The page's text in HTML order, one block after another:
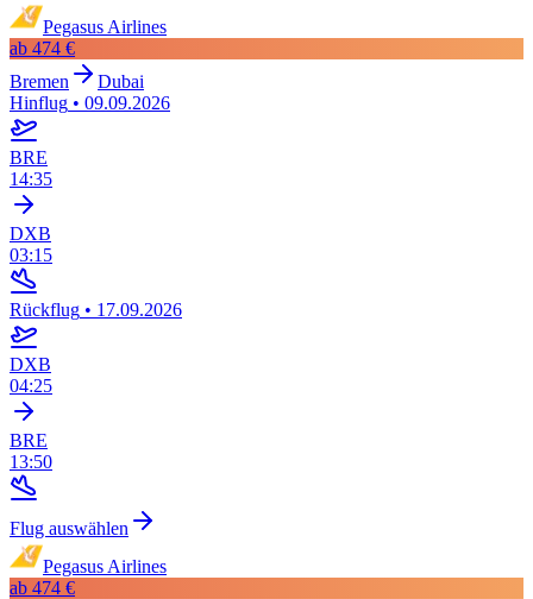
Pegasus Airlines
ab 474 €
Bremen
Dubai
Hinflug • 09.09.2026
BRE
14:35
DXB
03:15
Rückflug • 17.09.2026
DXB
04:25
BRE
13:50
Flug auswählen
Pegasus Airlines
ab 474 €